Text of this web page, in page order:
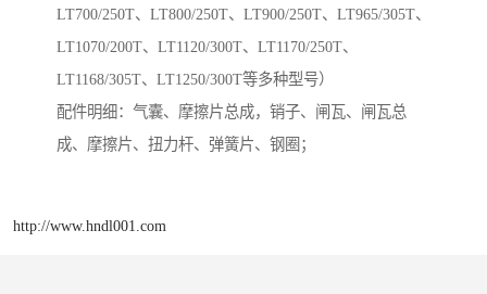
LT700/250T、LT800/250T、LT900/250T、LT965/305T、
LT1070/200T、LT1120/300T、LT1170/250T、
LT1168/305T、LT1250/300T等多种型号）
配件明细：气囊、摩擦片总成，销子、闸瓦、闸瓦总
成、摩擦片、扭力杆、弹簧片、钢圈；
http://www.hndl001.com